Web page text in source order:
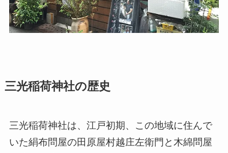
三光稲荷神社の歴史
三光稲荷神社は、江戸初期、この地域に住んで
いた絹布問屋の田原屋村越庄左衛門と木綿問屋